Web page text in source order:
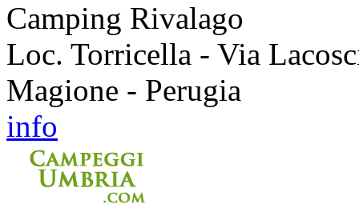
Camping Rivalago
Loc. Torricella - Via
Magione - Perugia
info